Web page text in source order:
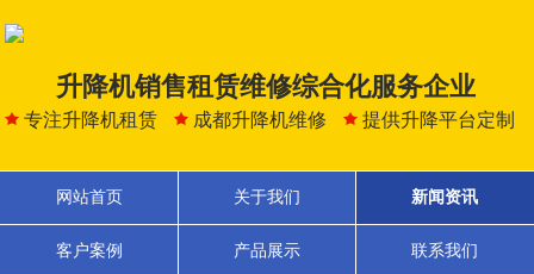
升降机销售租赁维修综合化服务企业
专注升降机租赁 成都升降机维修 提供升降平台定制
网站首页 关于我们 新闻资讯
客户案例 产品展示 联系我们